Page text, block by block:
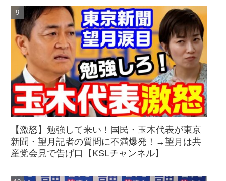
【激怒】勉強して来い！国民・玉木代表が東京
新聞・望月記者の質問に不満爆発！→望月は共
産党会見で告げ口【KSLチャンネル】